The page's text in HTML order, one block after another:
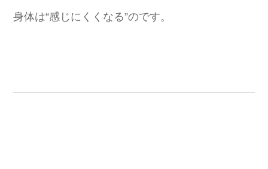
身体は“感じにくくなる”のです。